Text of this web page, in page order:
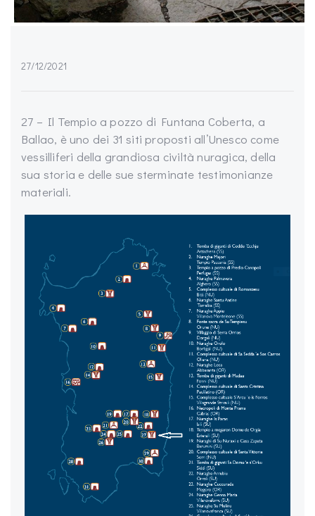
27/12/2021
27 – Il Tempio a pozzo di Funtana Coberta, a
Ballao, è uno dei 31 siti proposti all’Unesco come
vessilliferi della grandiosa civiltà nuragica, della
sua storia e delle sue sterminate testimonianze
materiali.